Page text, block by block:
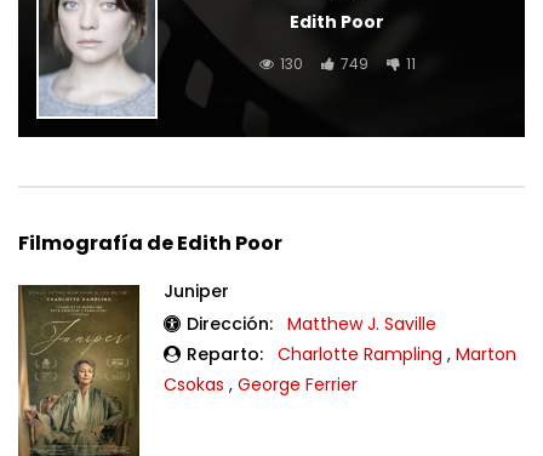
Edith Poor
130 749 11
Filmografía de Edith Poor
Juniper
Dirección: Matthew J. Saville
Reparto: Charlotte Rampling , Marton
Csokas , George Ferrier